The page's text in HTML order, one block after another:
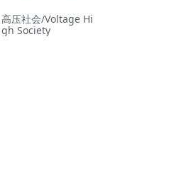
高压社会/Voltage Hi
gh Society